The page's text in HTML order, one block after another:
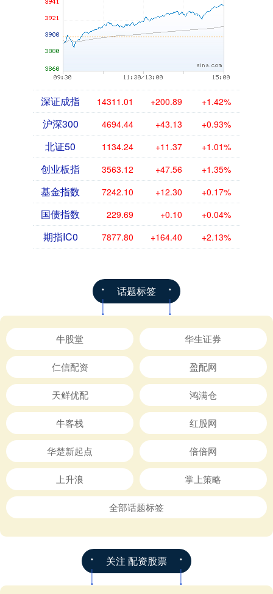
深证成指 14311.01 +200.89 +1.42%
沪深300 4694.44 +43.13 +0.93%
北证50 1134.24 +11.37 +1.01%
创业板指 3563.12 +47.56 +1.35%
基金指数 7242.10 +12.30 +0.17%
国债指数 229.69 +0.10 +0.04%
期指IC0 7877.80 +164.40 +2.13%
话题标签
牛股堂 华生证券
仁信配资 盈配网
天鲜优配 鸿满仓
牛客栈 红股网
华楚新起点 倍倍网
上升浪 掌上策略
全部话题标签
关注 配资股票